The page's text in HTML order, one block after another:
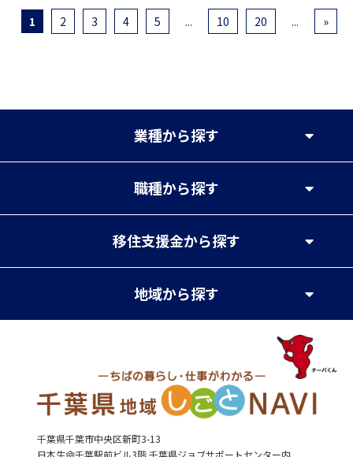
1 2 3 4 5 ... 10 20 ... »
業種から探す
職種から探す
移住支援金から探す
地域から探す
千葉県千葉市中央区新町3-13